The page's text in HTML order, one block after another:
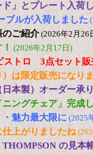
」とプレート入荷
ブルが入荷しました
のご紹介(2026年2月26
(2026年2月17日)
ストロ 3点セット販
は限定販売になり
本製）オーダー承
ングチェア」完成
魅力最大限に (2025
上がりましたね
の見本